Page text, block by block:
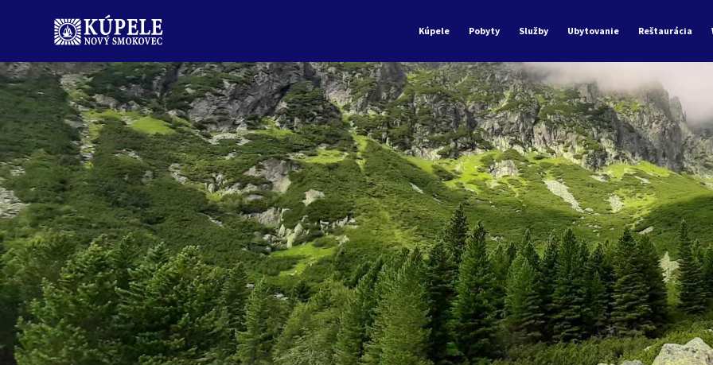
Kúpele Pobyty Služby Ubytovanie Reštaurácia